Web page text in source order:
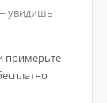
увидишь
примерьте